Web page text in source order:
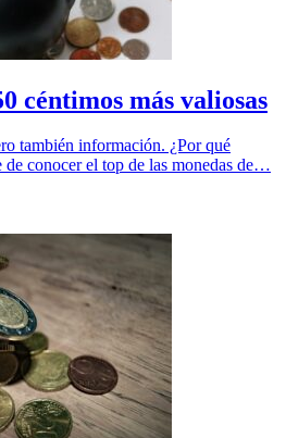
céntimos más valiosas
también información. ¿Por qué
de conocer el top de las monedas de…